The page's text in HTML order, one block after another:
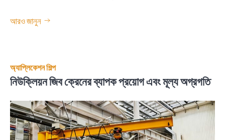
আরও জানুন
অ্যাপ্লিকেশন শিল্প
নিউক্লিয়ন জিব ক্রেনের ব্যাপক প্রয়োগ এবং মূল্য অগ্রগতি